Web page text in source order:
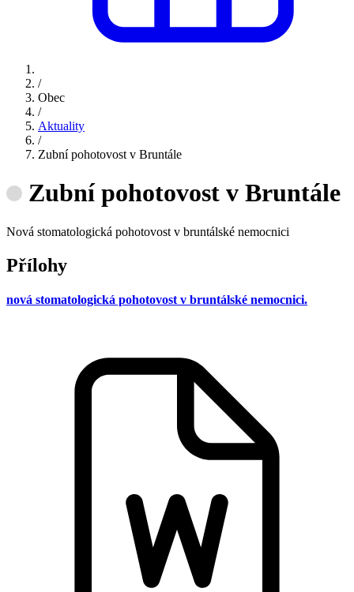
/
Obec
/
Aktuality
/
Zubní pohotovost v Bruntále
Zubní pohotovost v Bruntále
Nová stomatologická pohotovost v bruntálské nemocnici
Přílohy
nová stomatologická pohotovost v bruntálské nemocnici.